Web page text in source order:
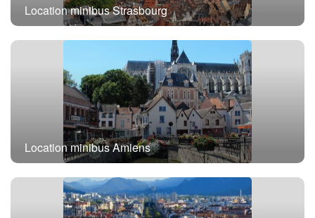
Location minibus Strasbourg
Location minibus Amiens